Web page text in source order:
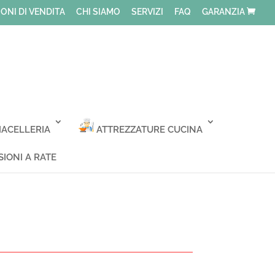
DI VENDITA CHI SIAMO SERVIZI FAQ GARANZIA
ATTREZZATURE CUCINA
A RATE